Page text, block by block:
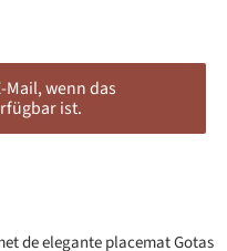
Mail, wenn das
ist.
de elegante placemat Gotas